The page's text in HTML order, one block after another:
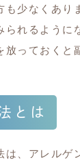
も少なくあり
られるように
放っておくと
とは
は、アレルゲ